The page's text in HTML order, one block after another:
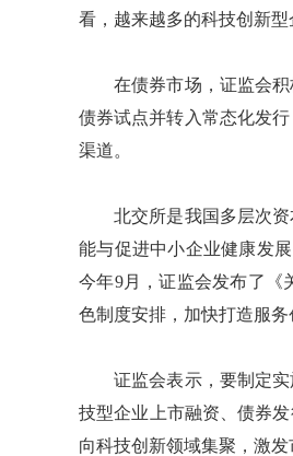
看，越来越多的科技创新
在债券市场，证监会积
债券试点并转入常态化发
渠道。
北交所是我国多层次资
能与促进中小企业健康发
今年9月，证监会发布了《
色制度安排，加快打造服务
证监会表示，要制定实
技型企业上市融资、债券
向科技创新领域集聚，激